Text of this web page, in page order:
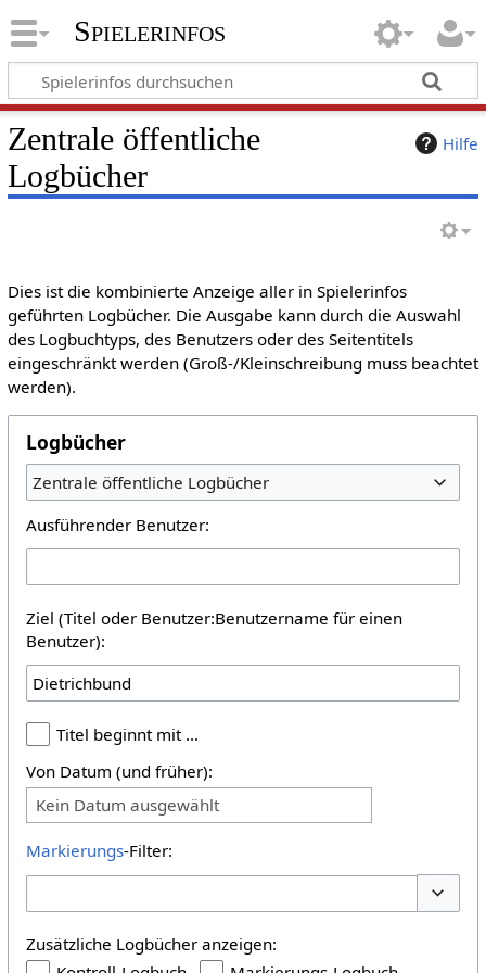
Spielerinfos
Hilfe
Zentrale öffentliche
Logbücher
Dies ist die kombinierte Anzeige aller in Spielerinfos
geführten Logbücher. Die Ausgabe kann durch die Auswahl
des Logbuchtyps, des Benutzers oder des Seitentitels
eingeschränkt werden (Groß-/Kleinschreibung muss beachtet
werden).
Logbücher
Zentrale öffentliche Logbücher
Ausführender Benutzer:
Ziel (Titel oder Benutzer:Benutzername für einen
Benutzer):
Titel beginnt mit …
Von Datum (und früher):
Kein Datum ausgewählt
Markierungs-Filter:
Zusätzliche Logbücher anzeigen: